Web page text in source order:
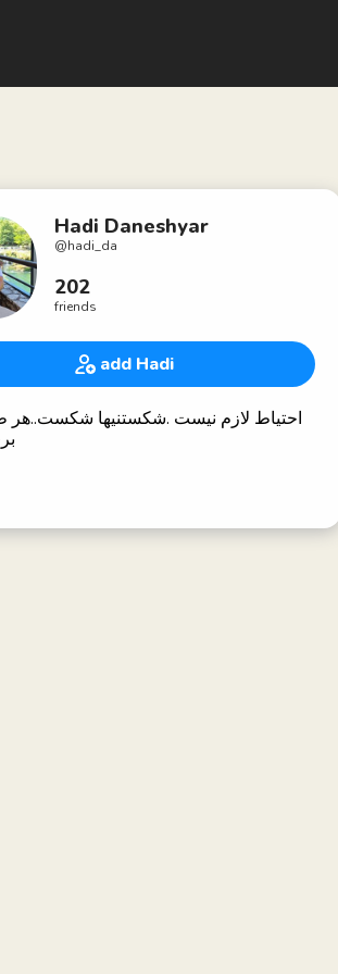
Hadi Daneshyar
@hadi_da
202
friends
add Hadi
احتیاط لازم نیست .شکستنیها شکست..هر